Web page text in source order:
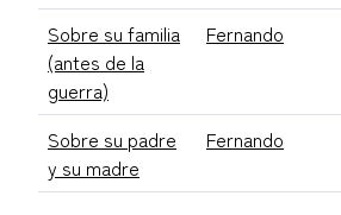
Sobre su familia
(antes de la
guerra)
Fernando
Sobre su padre
y su madre
Fernando